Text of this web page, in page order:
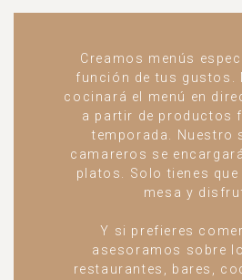
Creamos menús
función de tus gustos.
cocinará el menú en
a partir de productos
temporada. Nuestro
camareros se
platos. Solo tienes que
mesa y
Y si prefieres
asesoramos sobre
restaurantes, bares,